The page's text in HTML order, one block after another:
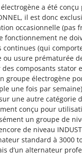
a été
il est donc
occasionnelle (pas
fonctionnement ne
continues (qui
ou usure prématurée
composants stator
groupe électrogène
une fois par
une autre catégorie
conçu pour
un groupe de
de niveau
standard à 3000
d’un alternateur